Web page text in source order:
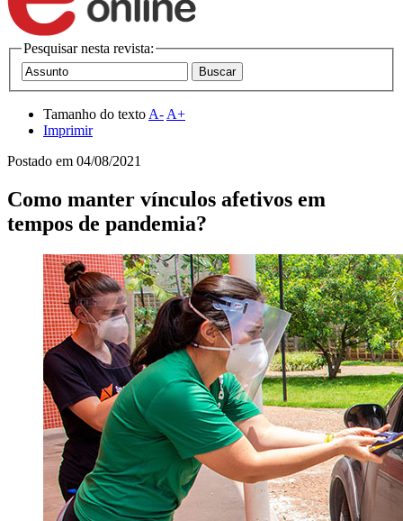
Pesquisar nesta revista:
Tamanho do texto A- A+
Imprimir
Postado em 04/08/2021
Como manter vínculos afetivos em
tempos de pandemia?